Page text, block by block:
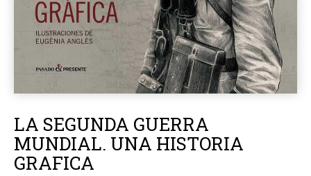
LA SEGUNDA GUERRA
MUNDIAL. UNA HISTORIA
GRAFICA